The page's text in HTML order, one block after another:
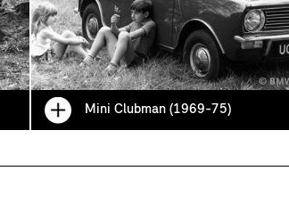
Mini Clubman (1969-75)